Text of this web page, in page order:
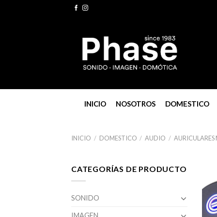
INICIO NOSOTROS DOMESTICO
INICIO / DOMESTICO / AUDIO / AURICULARES
CATEGORÍAS DE PRODUCTO
SONIDO
IMAGEN